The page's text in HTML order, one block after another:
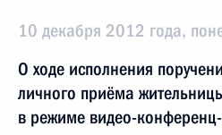
10 декабря 2012 года,
О ходе исполнения
личного приёма
в режиме видео-